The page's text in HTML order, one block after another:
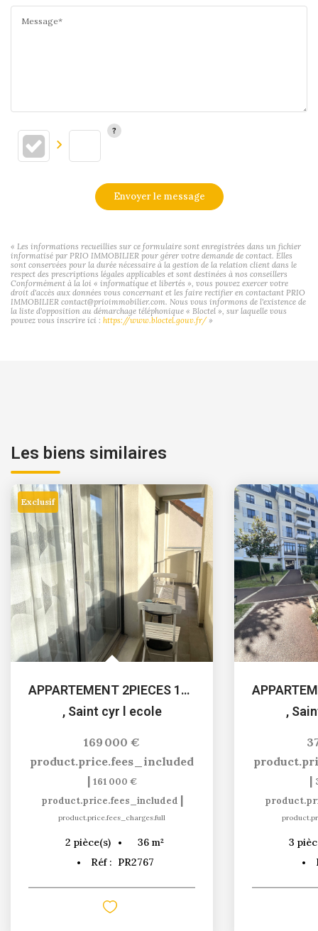
Message*
Envoyer le message
« Les informations recueillies sur ce formulaire sont enregistrées dans un fichier
informatisé par PRIO IMMOBILIER pour gérer votre demande de contact. Elles
sont conservées pour la durée nécessaire à la gestion de la relation client dans le
respect des prescriptions légales applicables et sont destinées à nos conseillers
Conformément à la loi « informatique et libertés », vous pouvez exercer votre
droit d'accès aux données vous concernant et les faire rectifier en contactant PRIO
IMMOBILIER contact@prioimmobilier.com. Nous vous informons de l'existence de
la liste d'opposition au démarchage téléphonique « Bloctel », sur laquelle vous
pouvez vous inscrire ici : https://www.bloctel.gouv.fr/»
Les biens similaires
Exclusif
APPARTEMENT 2PIECES 1CH SAINT CYR L'ECOLE
, Saint cyr l ecole
169 000 €
product.price.fees_included
| 161 000 €
product.price.fees_included |
product.price.fees_charges.full
2 pièce(s) 36 m²
Réf : PR2767
,
|
3